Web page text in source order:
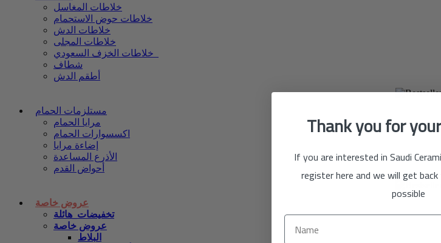
خلاطات المغاسل
خلاطات حوض الاستحمام
خلاطات الدش
خلاطات المجلى
شطاف
أطقم الدش
مستلزمات الحمام
مرايا الحمام
اكسسوارات الحمام
إضاءة مرايا
الأذرع المساعدة
أحواض القدم
تسوق
الآن
عروض خاصة
تخفيضات_هائلة
عروض خاصة
البلاط
Thank you for
If you are interested in Saudi
register here and we will get
possible